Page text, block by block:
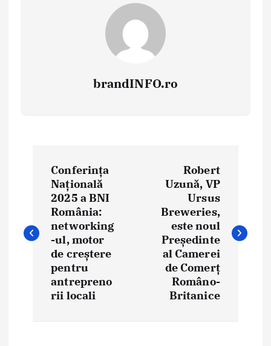
brandINFO.ro
i
Conferința
Națională
2025 a BNI
România:
networking
-ul, motor
de creștere
pentru
antrepreno
rii locali
Robert
Uzună, VP
Ursus
Breweries,
este noul
Președinte
al Camerei
de Comerț
Româno-
Britanice